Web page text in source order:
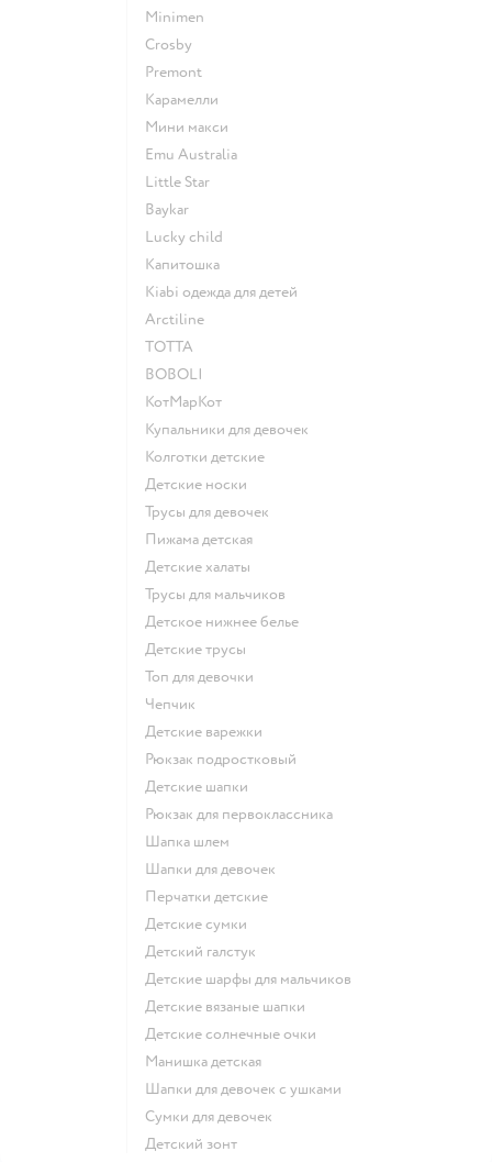
Minimen
Crosby
Premont
Карамелли
Мини макси
Emu Australia
Little Star
Baykar
Lucky child
Капитошка
Kiabi одежда для детей
Arctiline
ТОТТА
BOBOLI
КотМарКот
Купальники для девочек
Колготки детские
Детские носки
Трусы для девочек
Пижама детская
Детские халаты
Трусы для мальчиков
Детское нижнее белье
Детские трусы
Топ для девочки
Чепчик
Детские варежки
Рюкзак подростковый
Детские шапки
Рюкзак для первоклассника
Шапка шлем
Шапки для девочек
Перчатки детские
Детские сумки
Детский галстук
Детские шарфы для мальчиков
Детские вязаные шапки
Детские солнечные очки
Манишка детская
Шапки для девочек с ушками
Сумки для девочек
Детский зонт